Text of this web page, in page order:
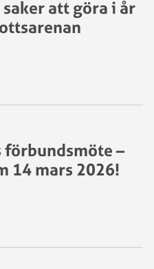
att göra i år
förbundsmöte –
14 mars 2026!